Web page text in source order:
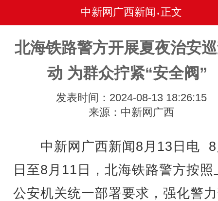
中新网广西新闻 • 正文
北海铁路警方开展夏夜治安
动 为群众拧紧“安全阀”
发表时间：2024-08-13 18:26:15
来源：中新网广西
中新网广西新闻8月13日电 8
日至8月11日，北海铁路警方按照
公安机关统一部署要求，强化警